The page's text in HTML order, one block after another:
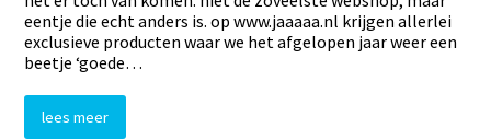
eentje die echt anders is. op www.jaaaaa.nl krijgen allerlei
exclusieve producten waar we het afgelopen jaar weer een
beetje ‘goede…
lees meer